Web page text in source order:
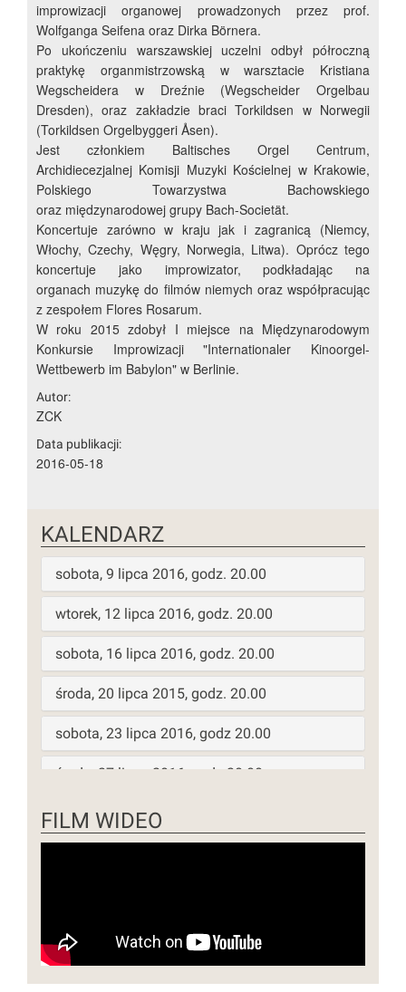
improwizacji organowej prowadzonych przez prof.
Wolfganga Seifena oraz Dirka Börnera.
Po ukończeniu warszawskiej uczelni odbył półroczną
praktykę organmistrzowską w warsztacie Kristiana
Wegscheidera w Dreźnie (Wegscheider Orgelbau
Dresden), oraz zakładzie braci Torkildsen w Norwegii
(Torkildsen Orgelbyggeri Åsen).
Jest członkiem Baltisches Orgel Centrum,
Archidiecezjalnej Komisji Muzyki Kościelnej w Krakowie,
Polskiego Towarzystwa Bachowskiego
oraz międzynarodowej grupy Bach-Societät.
Koncertuje zarówno w kraju jak i zagranicą (Niemcy,
Włochy, Czechy, Węgry, Norwegia, Litwa). Oprócz tego
koncertuje jako improwizator, podkładając na
organach muzykę do filmów niemych oraz współpracując
z zespołem Flores Rosarum.
W roku 2015 zdobył I miejsce na Międzynarodowym
Konkursie Improwizacji "Internationaler Kinoorgel-
Wettbewerb im Babylon" w Berlinie.
Autor:
ZCK
Data publikacji:
2016-05-18
KALENDARZ
sobota, 9 lipca 2016, godz. 20.00
wtorek, 12 lipca 2016, godz. 20.00
sobota, 16 lipca 2016, godz. 20.00
środa, 20 lipca 2015, godz. 20.00
sobota, 23 lipca 2016, godz 20.00
środa, 27 lipca 2016, godz 20.00
sobota, 30 lipca 2016, godz. 20.00
niedziela, 7 sierpnia 2016, godz 16.00
FILM WIDEO